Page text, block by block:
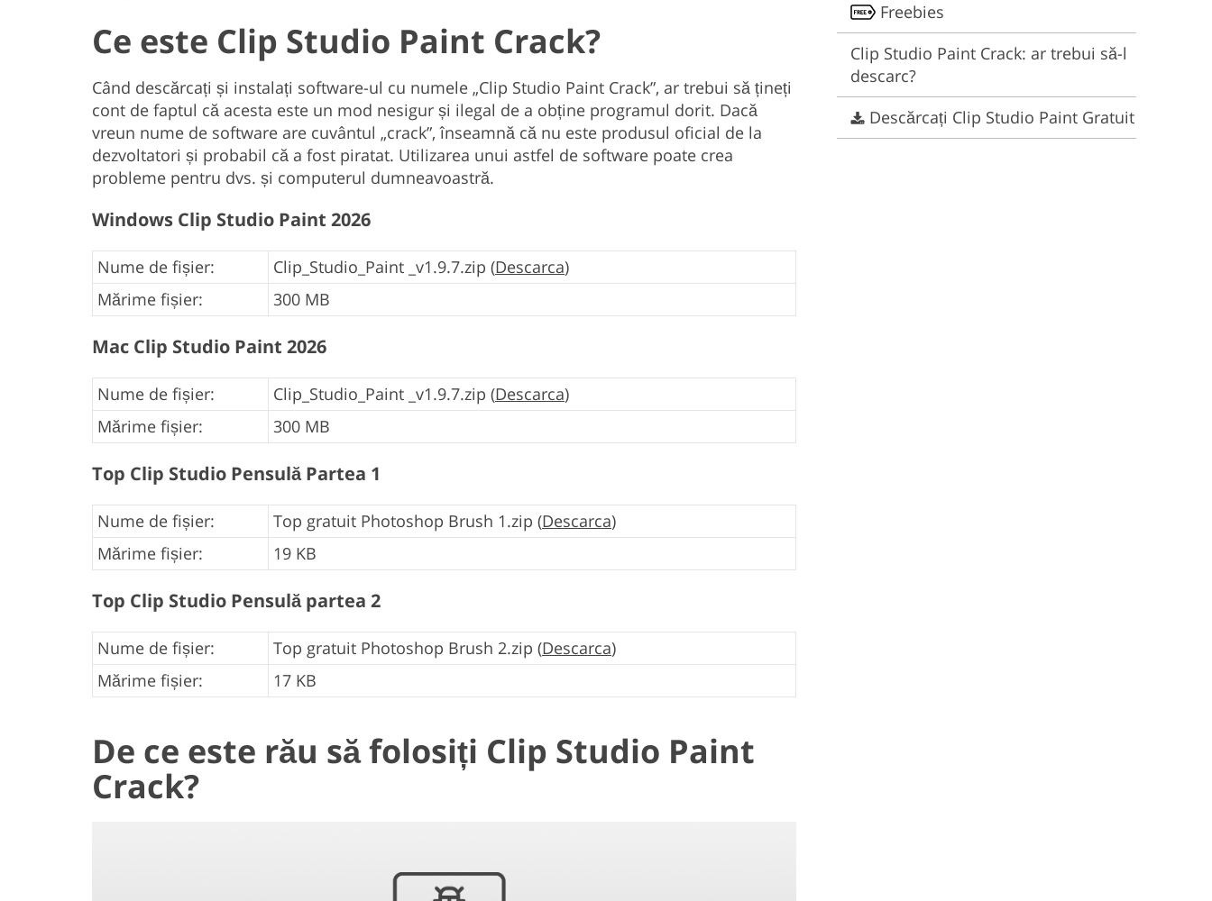
Ce este Clip Studio Paint Crack?
Când descărcați și instalați software-ul cu numele „Clip Studio Paint Crack”, ar trebui să țineți
cont de faptul că acesta este un mod nesigur și ilegal de a obține programul dorit. Dacă
vreun nume de software are cuvântul „crack”, înseamnă că nu este produsul oficial de la
dezvoltatori și probabil că a fost piratat. Utilizarea unui astfel de software poate crea
probleme pentru dvs. și computerul dumneavoastră.
Windows Clip Studio Paint 2026
Nume de fișier: Clip_Studio_Paint _v1.9.7.zip (Descarca)
Mărime fișier:
300 MB
Mac Clip Studio Paint 2026
Nume de fișier: Clip_Studio_Paint _v1.9.7.zip (Descarca)
Mărime fișier:
300 MB
Top Clip Studio Pensulă Partea 1
Nume de fișier: Top gratuit Photoshop Brush 1.zip (Descarca)
Mărime fișier:
19 KB
Top Clip Studio Pensulă partea 2
Nume de fișier: Top gratuit Photoshop Brush 2.zip (Descarca)
Mărime fișier:
17 KB
De ce este rău să folosiți Clip Studio Paint
Crack?
Freebies
Clip Studio Paint Crack: ar trebui să-l
descarc?
Descărcați Clip Studio Paint Gratuit